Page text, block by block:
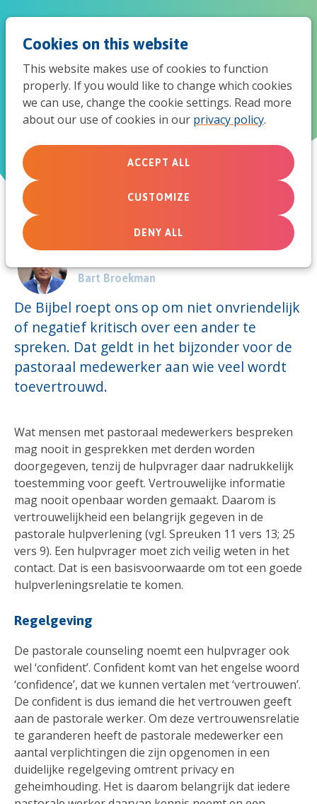
Cookies on this website
This website makes use of cookies to function
properly. If you would like to change which cookies
we can use, change the cookie settings. Read more
about our use of cookies in our privacy policy.
ACCEPT ALL
CUSTOMIZE
DENY ALL
Privacy en geheimhouding
November 14, 2011
Bart Broekman
De Bijbel roept ons op om niet onvriendelijk
of negatief kritisch over een ander te
spreken. Dat geldt in het bijzonder voor de
pastoraal medewerker aan wie veel wordt
toevertrouwd.
Wat mensen met pastoraal medewerkers bespreken
mag nooit in gesprekken met derden worden
doorgegeven, tenzij de hulpvrager daar nadrukkelijk
toestemming voor geeft. Vertrouwelijke informatie
mag nooit openbaar worden gemaakt. Daarom is
vertrouwelijkheid een belangrijk gegeven in de
pastorale hulpverlening (vgl. Spreuken 11 vers 13; 25
vers 9). Een hulpvrager moet zich veilig weten in het
contact. Dat is een basisvoorwaarde om tot een goede
hulpverleningsrelatie te komen.
Regelgeving
De pastorale counseling noemt een hulpvrager ook
wel ‘confident’. Confident komt van het engelse woord
‘confidence’, dat we kunnen vertalen met ‘vertrouwen’.
De confident is dus iemand die het vertrouwen geeft
aan de pastorale werker. Om deze vertrouwensrelatie
te garanderen heeft de pastorale medewerker een
aantal verplichtingen die zijn opgenomen in een
duidelijke regelgeving omtrent privacy en
geheimhouding. Het is daarom belangrijk dat iedere